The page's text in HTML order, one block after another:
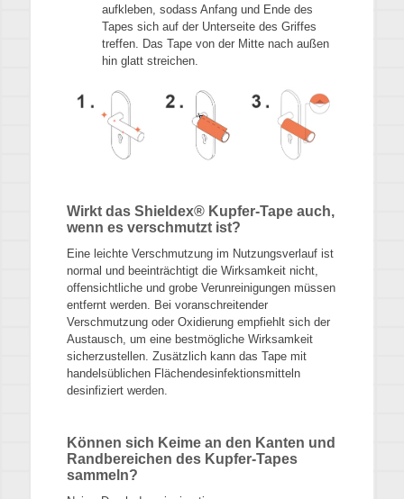
aufkleben, sodass Anfang und Ende des
Tapes sich auf der Unterseite des Griffes
treffen. Das Tape von der Mitte nach außen
hin glatt streichen.
Wirkt das Shieldex® Kupfer-Tape auch,
wenn es verschmutzt ist?
Eine leichte Verschmutzung im Nutzungsverlauf ist
normal und beeinträchtigt die Wirksamkeit nicht,
offensichtliche und grobe Verunreinigungen müssen
entfernt werden. Bei voranschreitender
Verschmutzung oder Oxidierung empfiehlt sich der
Austausch, um eine bestmögliche Wirksamkeit
sicherzustellen. Zusätzlich kann das Tape mit
handelsüblichen Flächendesinfektionsmitteln
desinfiziert werden.
Können sich Keime an den Kanten und
Randbereichen des Kupfer-Tapes
sammeln?